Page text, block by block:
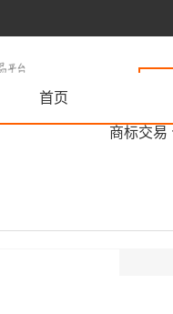
首页
商标交易